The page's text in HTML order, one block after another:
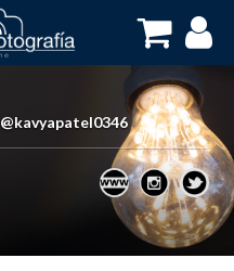
@kavyapatel0346